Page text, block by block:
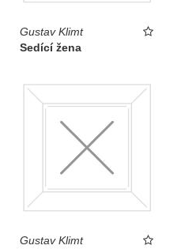
Gustav Klimt
Sedící žena
Gustav Klimt